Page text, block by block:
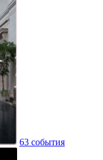
63 события